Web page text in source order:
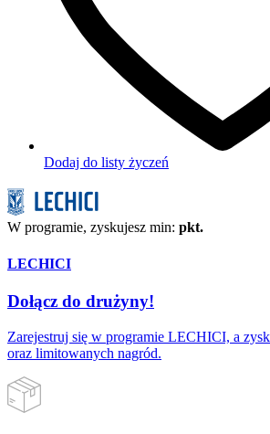
Dodaj do listy życzeń
W programie, zyskujesz min: pkt.
LECHICI
Dołącz do drużyny!
Zarejestruj się w programie LECHICI, a
oraz limitowanych nagród.